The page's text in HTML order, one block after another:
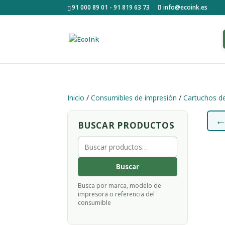
91 000 89 01 - 91 819 63 73 info@ecoink.es
Inicio /Consumibles de impresión /Cartuchos
BUSCAR PRODUCTOS
Buscar
por:
Buscar
Busca por marca, modelo de
impresora o referencia del
consumible